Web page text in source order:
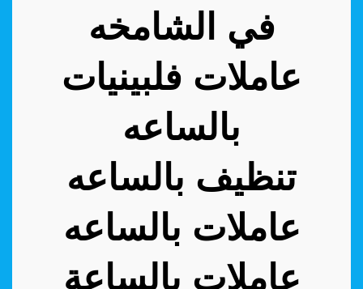
في الشامخه
عاملات فلبينيات
بالساعه
تنظيف بالساعه
عاملات بالساعه
عاملات بالساعة